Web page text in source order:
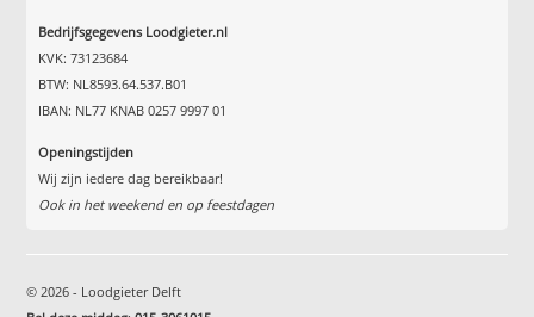
Bedrijfsgegevens Loodgieter.nl
KVK: 73123684
BTW: NL8593.64.537.B01
IBAN: NL77 KNAB 0257 9997 01
Openingstijden
Wij zijn iedere dag bereikbaar!
Ook in het weekend en op feestdagen
© 2026 - Loodgieter Delft